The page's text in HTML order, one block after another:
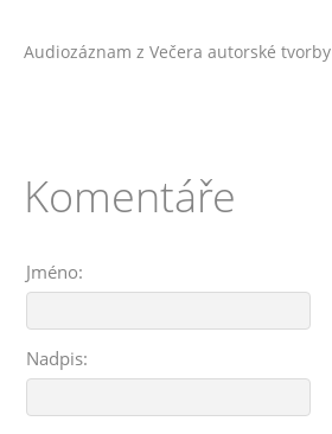
Audiozáznam z Večera autorské tvorby
Komentáře
Jméno:
Nadpis: